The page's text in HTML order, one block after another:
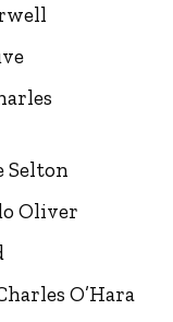
Selton
Oliver
O’Hara